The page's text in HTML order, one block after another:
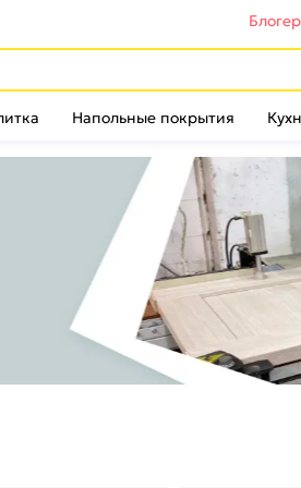
Напольные покрытия